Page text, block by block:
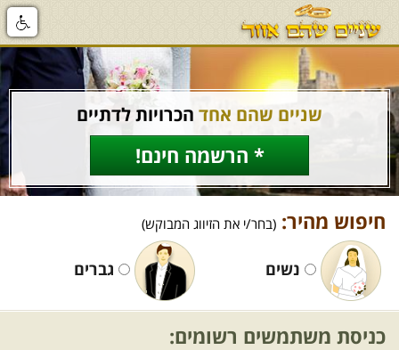
שניים שהם אחד הכרויות לדתיים
* הרשמה חינם!
חיפוש מהיר: (בחר/י את הזיווג המבוקש)
נשים גברים
כניסת משתמשים רשומים: